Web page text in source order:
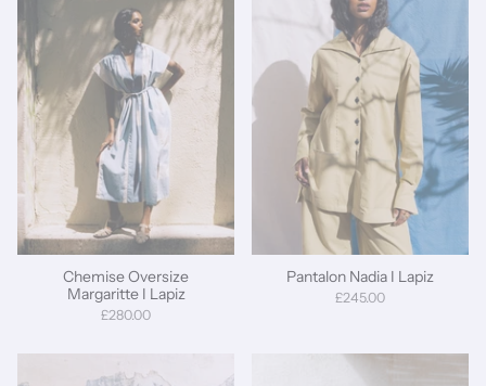
Chemise Oversize
Margaritte I Lapiz
£280.00
Pantalon Nadia I Lapiz
£245.00